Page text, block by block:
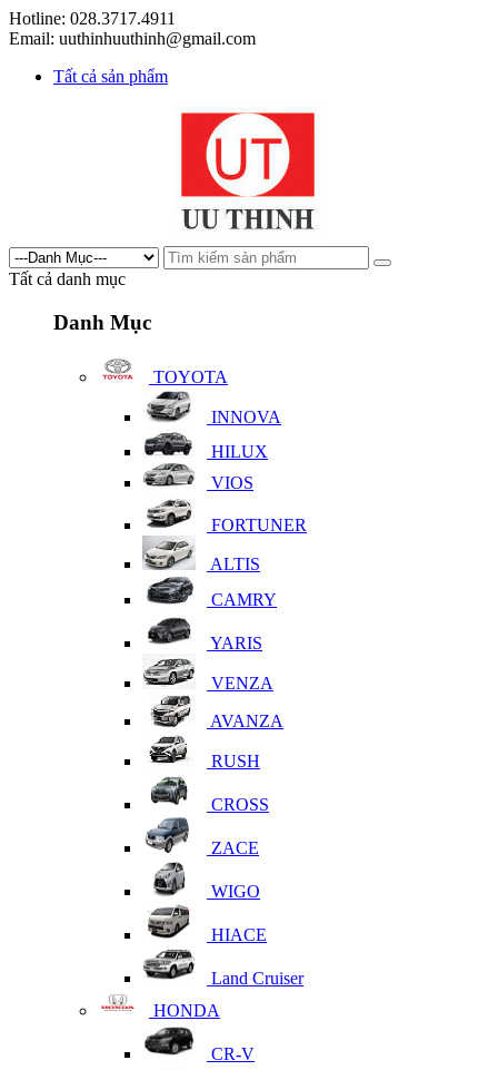
Hotline: 028.3717.4911
Email: uuthinhuuthinh@gmail.com
Tất cả sản phẩm
Tất cả danh mục
Danh Mục
TOYOTA
INNOVA
HILUX
VIOS
FORTUNER
ALTIS
CAMRY
YARIS
VENZA
AVANZA
RUSH
CROSS
ZACE
WIGO
HIACE
Land Cruiser
HONDA
CR-V